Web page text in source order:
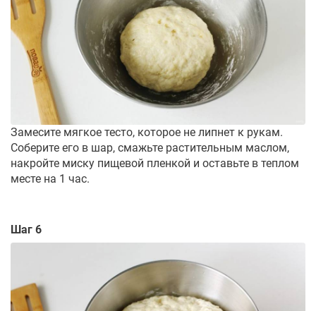
Замесите мягкое тесто, которое не липнет к рукам.
Соберите его в шар, смажьте растительным маслом,
накройте миску пищевой пленкой и оставьте в теплом
месте на 1 час.
Шаг 6